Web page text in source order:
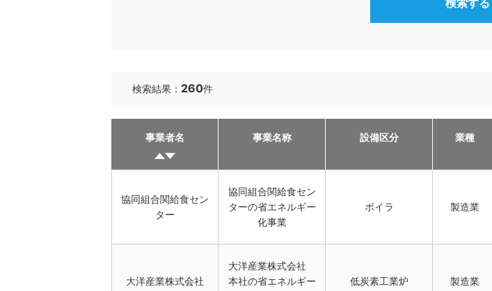
検索結果： 260件
事業者名 事業名称 設備区分 業種
協同組合関給食セン
ター
協同組合関給食セン
ターの省エネルギー
化事業
ボイラ 製造業
大洋産業株式会社
大洋産業株式会社
本社の省エネルギー
低炭素工業炉 製造業